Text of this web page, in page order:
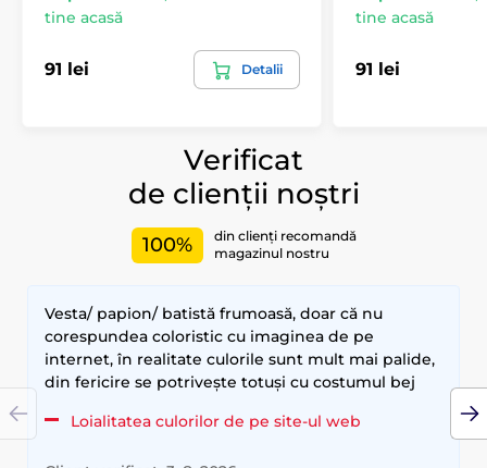
tine acasă
91 lei Detalii
tine acasă
91 lei
Verificat
de clienții noștri
100%
din clienți recomandă
magazinul nostru
Vesta/ papion/ batistă frumoasă, doar că nu
corespundea coloristic cu imaginea de pe
internet, în realitate culorile sunt mult mai palide,
din fericire se potrivește totuși cu costumul bej
Loialitatea culorilor de pe site-ul web